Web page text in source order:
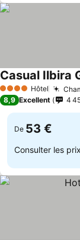
4 Étoiles Hôtel
Casual Ilbira
8,9 Excellent 4
De 53 €
Consulter les